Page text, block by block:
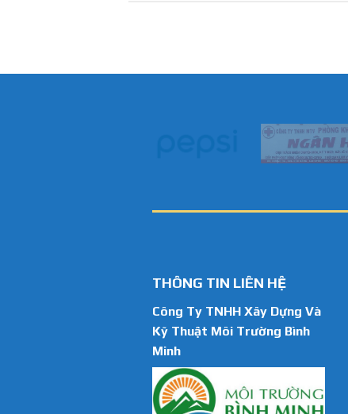
THÔNG TIN LIÊN HỆ
Công Ty TNHH Xây Dựng Và
Kỹ Thuật Môi Trường Bình
Minh